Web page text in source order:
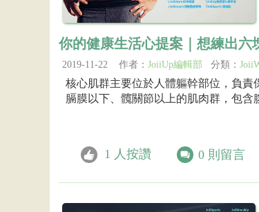
你的健康生活心提案｜想練出六
2019-11-22 作者： JoiiUp編輯部 分類：
核心肌群主要位於人體軀幹部位，負
膈膜以下、髖關節以上的肌肉群，包含
1 人按讚 0 則留言